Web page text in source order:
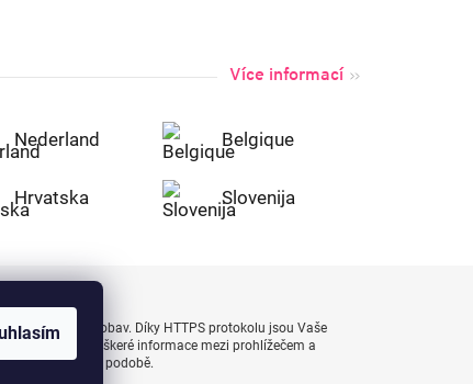
Více informací
Nederland Belgique
Hrvatska Slovenija
bezpečně a bez obav. Díky HTTPS protokolu jsou Vaše
bezpečí, veškeré informace mezi prohlížečem a
v zašifrované podobě.